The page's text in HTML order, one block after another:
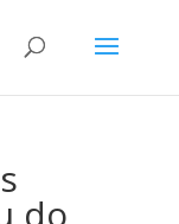
do